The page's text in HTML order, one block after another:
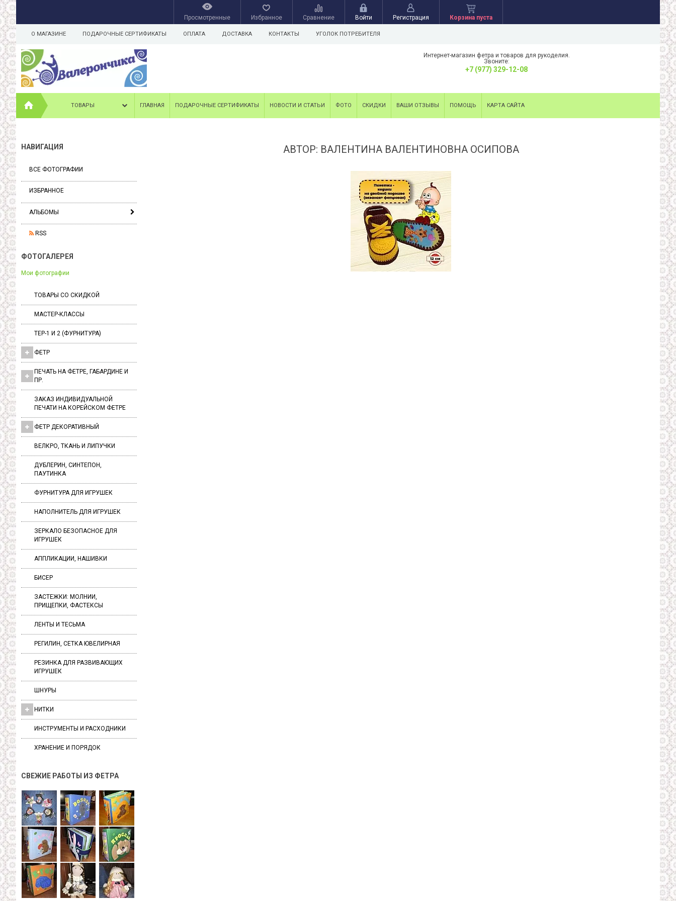
Просмотренные Избранное Сравнение Войти Регистрация Корзина пуста
О МАГАЗИНЕ ПОДАРОЧНЫЕ СЕРТИФИКАТЫ ОПЛАТА ДОСТАВКА КОНТАКТЫ УГОЛОК ПОТРЕБИТЕЛЯ
Интернет-магазин фетра и товаров для рукоделия.
Звоните:
+7 (977) 329-12-08
ТОВАРЫ ГЛАВНАЯ ПОДАРОЧНЫЕ СЕРТИФИКАТЫ НОВОСТИ И СТАТЬИ ФОТО СКИДКИ ВАШИ ОТЗЫВЫ ПОМОЩЬ КАРТА САЙТА
НАВИГАЦИЯ
ВСЕ ФОТОГРАФИИ
ИЗБРАННОЕ
АЛЬБОМЫ
RSS
ФОТОГАЛЕРЕЯ
Мои фотографии
ТОВАРЫ СО СКИДКОЙ
МАСТЕР-КЛАССЫ
ТЕР-1 И 2 (ФУРНИТУРА)
ФЕТР
ПЕЧАТЬ НА ФЕТРЕ, ГАБАРДИНЕ И
ПР.
ЗАКАЗ ИНДИВИДУАЛЬНОЙ
ПЕЧАТИ НА КОРЕЙСКОМ ФЕТРЕ
ФЕТР ДЕКОРАТИВНЫЙ
ВЕЛКРО, ТКАНЬ И ЛИПУЧКИ
ДУБЛЕРИН, СИНТЕПОН,
ПАУТИНКА
ФУРНИТУРА ДЛЯ ИГРУШЕК
НАПОЛНИТЕЛЬ ДЛЯ ИГРУШЕК
ЗЕРКАЛО БЕЗОПАСНОЕ ДЛЯ
ИГРУШЕК
АППЛИКАЦИИ, НАШИВКИ
БИСЕР
ЗАСТЕЖКИ: МОЛНИИ,
ПРИЩЕПКИ, ФАСТЕКСЫ
ЛЕНТЫ И ТЕСЬМА
РЕГИЛИН, СЕТКА ЮВЕЛИРНАЯ
РЕЗИНКА ДЛЯ РАЗВИВАЮЩИХ
ИГРУШЕК
ШНУРЫ
НИТКИ
ИНСТРУМЕНТЫ И РАСХОДНИКИ
ХРАНЕНИЕ И ПОРЯДОК
СВЕЖИЕ РАБОТЫ ИЗ ФЕТРА
АВТОР: ВАЛЕНТИНА ВАЛЕНТИНОВНА ОСИПОВА